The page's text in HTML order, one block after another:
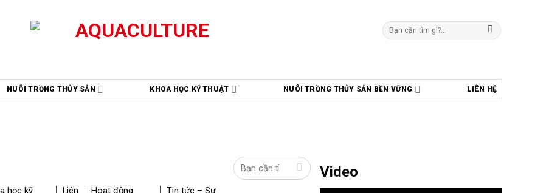
Tìm
kiếm:
NUÔI TRỒNG THỦY SẢN KHOA HỌC KỸ THUẬT NUÔI TRỒNG THỦY SẢN BỀN VỮNG LIÊN HỆ
học kỹ
Liên
Hoạt động
Tin tức – Sự
Video